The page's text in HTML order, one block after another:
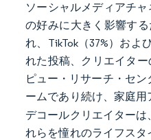
ソーシャルメディアチ
の好みに大きく影響す
れ、TikTok（37%）およ
れた投稿、クリエイタ
ピュー・リサーチ・セン
ームであり続け、家庭
デコールクリエイター
れらを憧れのライフス